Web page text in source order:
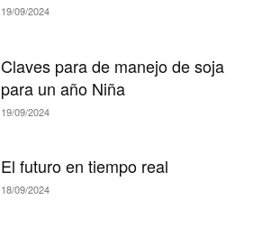
19/09/2024
Claves para de manejo de soja
para un año Niña
19/09/2024
El futuro en tiempo real
18/09/2024